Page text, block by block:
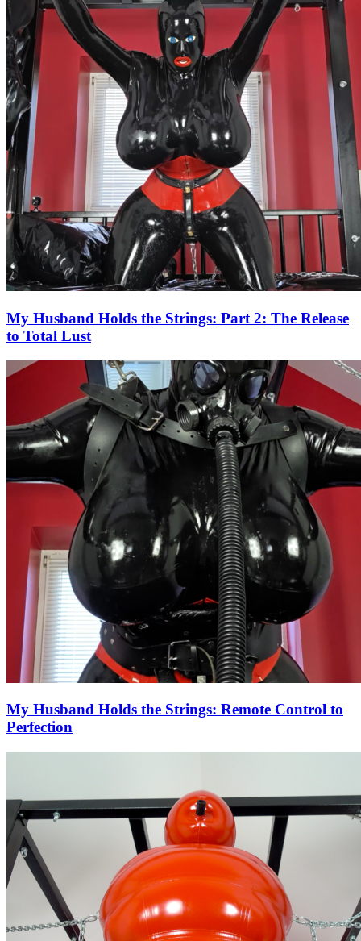
My Husband Holds the Strings: Part 2: The Release
to Total Lust
My Husband Holds the Strings: Remote Control to
Perfection